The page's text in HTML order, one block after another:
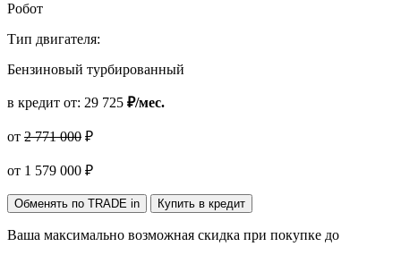
Робот
Тип двигателя:
Бензиновый турбированный
в кредит от: 29 725 ₽/мес.
от 2 771 000 ₽
от 1 579 000 ₽
Обменять по TRADE in Купить в кредит
Ваша максимально возможная скидка при покупке до